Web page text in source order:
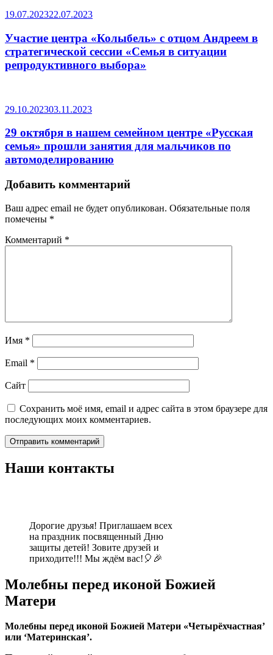
19.07.202322.07.2023
Участие центра «Колыбель» с отцом Андреем в
стратегической сессии «Семья в ситуации
репродуктивного выбора»
29.10.202303.11.2023
29 октября в нашем семейном центре «Русская
семья» прошли занятия для мальчиков по
автомоделированию
Добавить комментарий
Ваш адрес email не будет опубликован. Обязательные поля
помечены *
Комментарий *
Имя *
Email *
Сайт
Сохранить моё имя, email и адрес сайта в этом браузере для
последующих моих комментариев.
Наши контакты
Дорогие друзья! Приглашаем всех
на праздник посвященный Дню
защиты детей! Зовите друзей и
приходите!!! Мы ждём вас!🎈🎉
Молебны перед иконой Божией
Матери
Молебны перед иконой Божией Матери «Четырёхчастная’
или ‘Материнская’.